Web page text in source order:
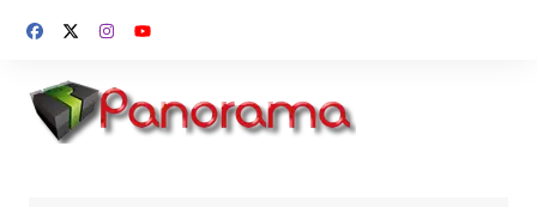
para
conteúdo